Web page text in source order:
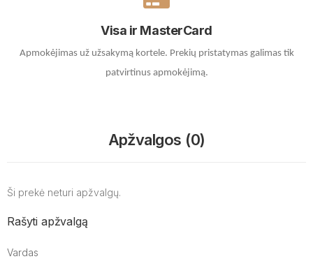
Visa ir MasterCard
Apmokėjimas už užsakymą kortele. Prekių pristatymas galimas tik
patvirtinus apmokėjimą.
Apžvalgos (0)
Ši prekė neturi apžvalgų.
Rašyti apžvalgą
Vardas